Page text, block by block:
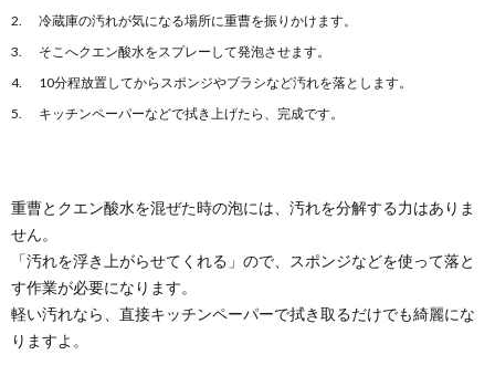
系漂白剤がおすすめ
浴槽のエプロン、外したことはありますか？ 掃除して
いるのに、次々に発生する浴室の『カビ』 ど...
冷蔵庫の汚れが気になる場所に重曹を振りかけます。
そこへクエン酸水をスプレーして発泡させます。
10分程放置してからスポンジやブラシなど汚れを落とします。
キッチンペーパーなどで拭き上げたら、完成です。
重曹とクエン酸水を混ぜた時の泡には、汚れを分解する力はありま
せん。
「汚れを浮き上がらせてくれる」ので、スポンジなどを使って落と
す作業が必要になります。
軽い汚れなら、直接キッチンペーパーで拭き取るだけでも綺麗にな
りますよ。